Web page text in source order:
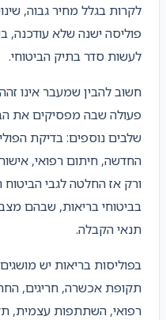
לקרות בגלל מחיר גבוה,
פוליסה ישנה שלא עודכנה,
לעשות סדר בתיק הביטוחי.
חשוב להבין שמעבר אינו
פעולה שבה מפסיקים את
שלבים נוספים: בדיקת
החדשה, חיתום רפואי,
ורק אז החלטה לגבי
בביטוחי בריאות, שבהם
תנאי הקבלה.
בפוליסות בריאות יש
תקופת אכשרה, חריגים,
רפואי, השתתפות עצמית,